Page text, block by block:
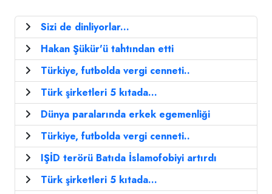
Sizi de dinliyorlar...
Hakan Şükür'ü tahtından etti
Türkiye, futbolda vergi cenneti..
Türk şirketleri 5 kıtada...
Dünya paralarında erkek egemenliği
Türkiye, futbolda vergi cenneti..
IŞİD terörü Batıda İslamofobiyi artırdı
Türk şirketleri 5 kıtada...